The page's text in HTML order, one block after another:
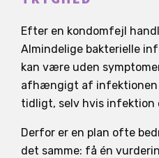
Efter en kondomfejl
Almindelige bakterielle
kan være uden
afhængigt af
tidligt, selv hvis infektion
Derfor er en plan ofte
det samme: få én